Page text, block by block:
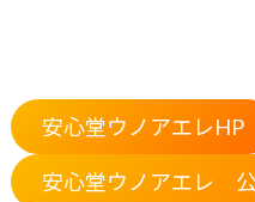
安心堂ウノアエレHP
安心堂ウノアエレ